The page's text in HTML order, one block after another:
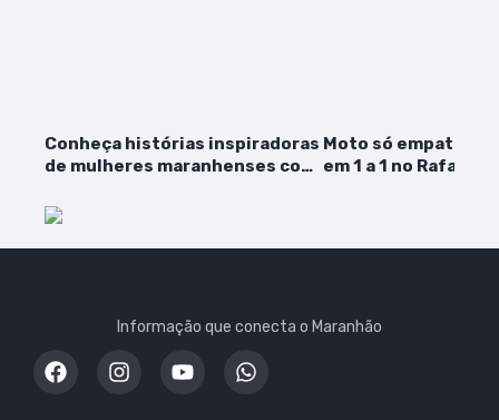
Conheça histórias inspiradoras
de mulheres maranhenses com
Moto só empata
em 1 a 1 no Rafael
Informação que conecta o Maranhão